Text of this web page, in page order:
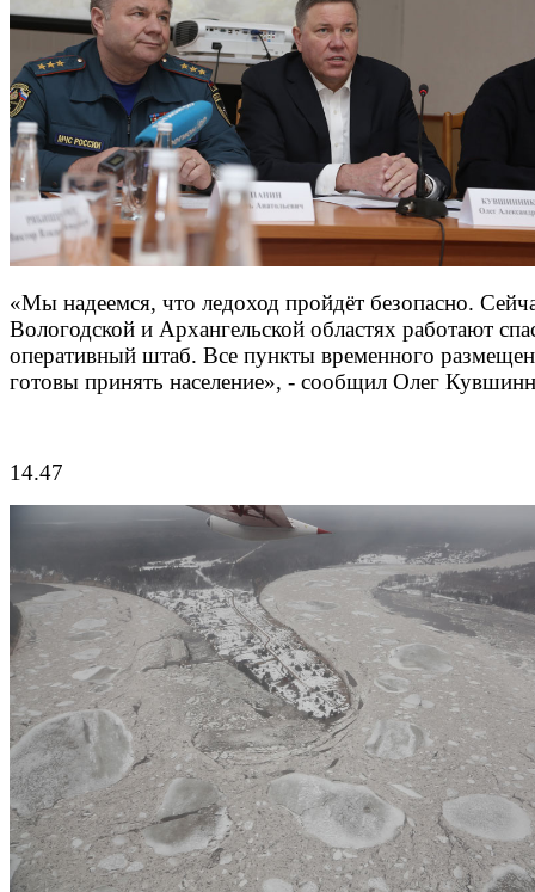
«Мы надеемся, что ледоход пройдёт безопасно.
Вологодской и Архангельской областях работают
оперативный штаб. Все пункты временного
готовы принять население», - сообщил Олег
14.47